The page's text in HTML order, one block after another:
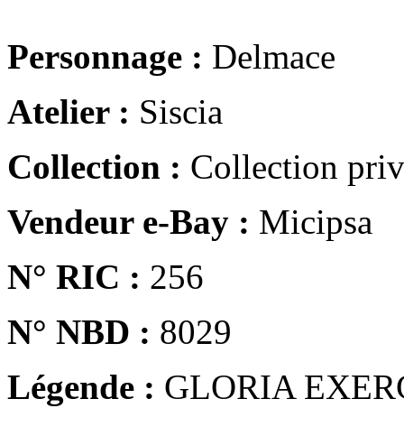
Personnage : Delmace
Atelier : Siscia
Collection : Collection
Vendeur e-Bay : Micipsa
N° RIC : 256
N° NBD : 8029
Légende : GLORIA